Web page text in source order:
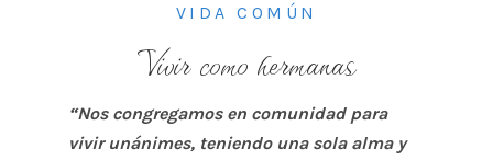
VIDA COMÚN
Vivir como hermanas
“Nos congregamos en comunidad para
vivir unánimes, teniendo una sola alma y